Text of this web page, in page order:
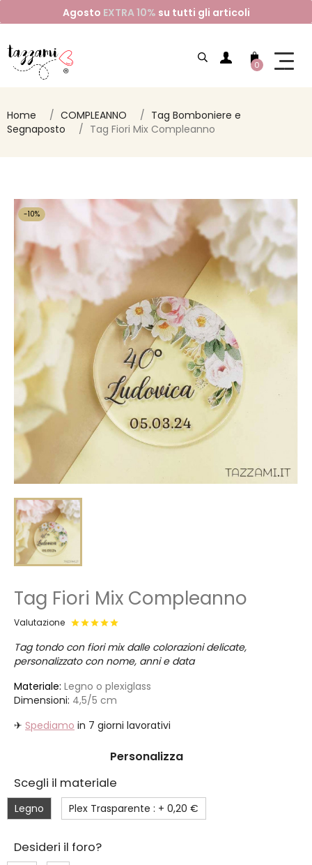
Agosto EXTRA 10% su tutti gli articoli
0
Home COMPLEANNO
Tag Bomboniere e
Segnaposto
Tag Fiori Mix Compleanno
-10%
Tag Fiori Mix Compleanno
Valutazione
Tag tondo con fiori mix dalle colorazioni delicate,
personalizzato con nome, anni e data
Materiale: Legno o plexiglass
Dimensioni: 4,5/5 cm
✈ Spediamo in 7 giorni lavorativi
Personalizza
Scegli il materiale
Legno Plex Trasparente : + 0,20 €
Desideri il foro?